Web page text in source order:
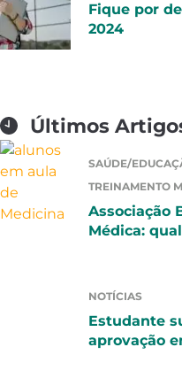
Fique por
2024
Últimos
SAÚDE/
TREINAMENTO
Associação
Médica:
NOTÍCIAS
Estudante
aprovação